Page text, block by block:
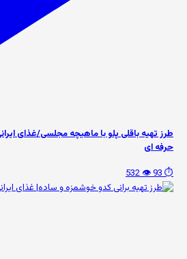
طرز تهیه باقلی پلو با ماهیچه مجلسی/غذای
حرفه ای
⏱️ 93
👁️ 532